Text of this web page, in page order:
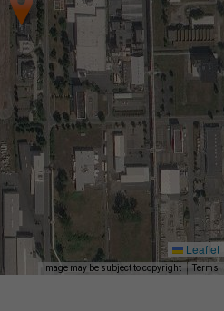
Leaflet
Image may be subject to copyright Terms